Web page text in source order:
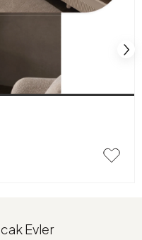
Evler